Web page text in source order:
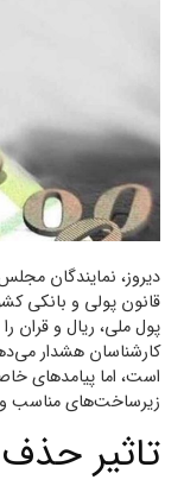
دیروز، نمایندگان
قانون پولی و بانکی
پول ملی، ریال و قران
کارشناسان هشدار
است، اما پیامدهای
زیرساخت‌های مناسب
تاثیر